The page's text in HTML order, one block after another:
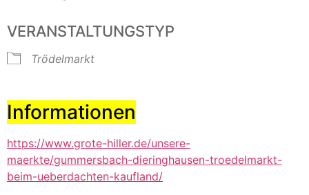
VERANSTALTUNGSTYP
Trödelmarkt
Informationen
https://www.grote-hiller.de/unsere-
maerkte/gummersbach-dieringhausen-troedelmarkt-
beim-ueberdachten-kaufland/